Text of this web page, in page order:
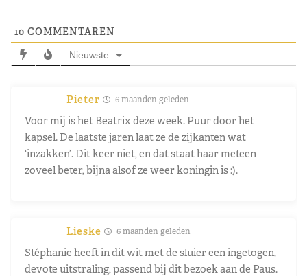
10 COMMENTAREN
Nieuwste
Pieter 6 maanden geleden
Voor mij is het Beatrix deze week. Puur door het
kapsel. De laatste jaren laat ze de zijkanten wat
‘inzakken’. Dit keer niet, en dat staat haar meteen
zoveel beter, bijna alsof ze weer koningin is :).
Lieske 6 maanden geleden
Stéphanie heeft in dit wit met de sluier een ingetogen,
devote uitstraling, passend bij dit bezoek aan de Paus.